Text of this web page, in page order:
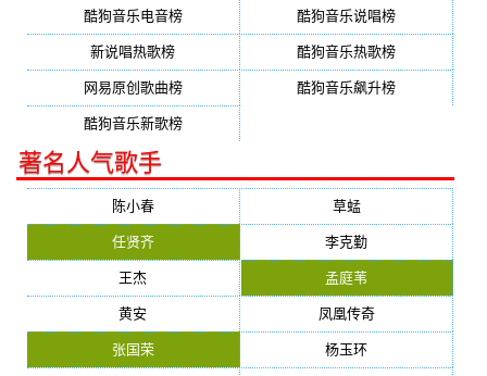
酷狗音乐电音榜 酷狗音乐说唱榜
新说唱热歌榜 酷狗音乐热歌榜
网易原创歌曲榜 酷狗音乐飙升榜
酷狗音乐新歌榜
著名人气歌手
陈小春 草蜢
任贤齐 李克勤
王杰 孟庭苇
黄安 凤凰传奇
张国荣 杨玉环